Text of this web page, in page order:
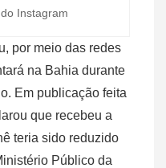
Instagram
por meio das redes
na Bahia durante
Em publicação feita
que recebeu a
teria sido reduzido
Público da